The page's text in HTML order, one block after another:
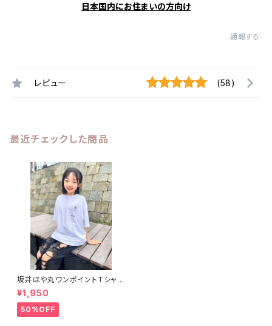
日本国内にお住まいの方向け
通報する
レビュー (58)
最近チェックした商品
坂井ほや丸ワンポイントTシャツ
白 S〜XL
¥1,950
50%OFF